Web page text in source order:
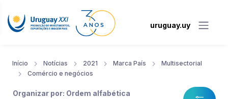
uruguay.uy
Início Notícias 2021 Marca País
Multisectorial
Comércio e negócios
Organizar por: Ordem alfabética